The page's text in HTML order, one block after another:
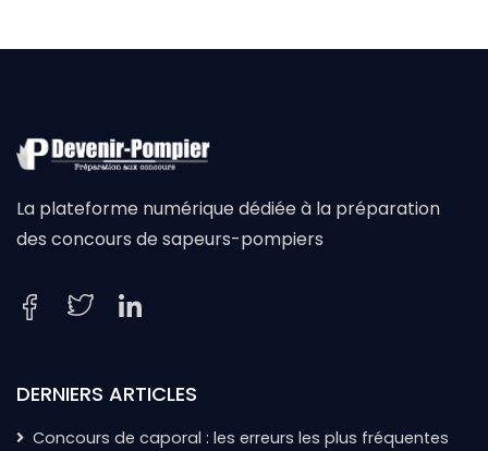
La plateforme numérique dédiée à la préparation
des concours de sapeurs-pompiers
DERNIERS ARTICLES
Concours de caporal : les erreurs les plus fréquentes